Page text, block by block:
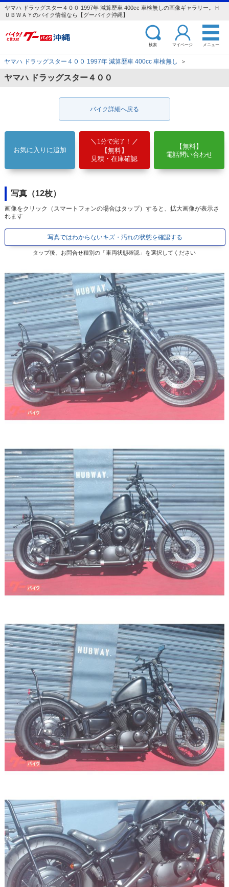
ヤマハ ドラッグスター４００ 1997年 減算歴車 400cc 車検無しの画像ギャラリー。Ｈ
ＵＢＷＡＹのバイク情報なら【グーバイク沖縄】
検索 マイページ メニュー
ヤマハ ドラッグスター４００ 1997年 減算歴車 400cc 車検無し ＞
ヤマハ ドラッグスター４００
バイク詳細へ戻る
お気に入りに追加
1分で完了！
【無料】
見積・在庫確認
【無料】
電話問い合わせ
写真（12枚）
画像をクリック（スマートフォンの場合はタップ）すると、拡大画像が表示さ
れます
写真ではわからないキズ・汚れの状態を確認する
タップ後、お問合せ種別の「車両状態確認」を選択してください